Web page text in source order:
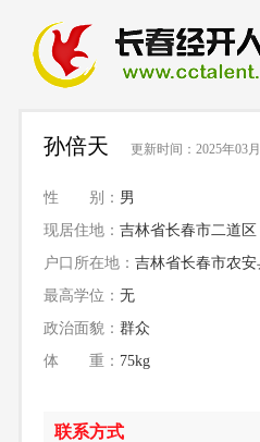
孙倍天 更新时间：2025年03
性 别： 男
现居住地： 吉林省长春市二道区
户口所在地： 吉林省长春市农安
最高学位： 无
政治面貌： 群众
体 重： 75kg
联系方式